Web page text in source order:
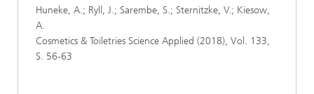
Huneke, A.; Ryll, J.; Sarembe, S.; Sternitzke, V.; Kiesow,
A.
Cosmetics & Toiletries Science Applied (2018), Vol. 133,
S. 56-63